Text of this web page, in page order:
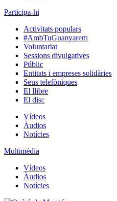
Participa-hi
Activitats populars
#AmbTuGuanyarem
Voluntariat
Sessions divulgatives
Públic
Entitats i empreses solidàries
Seus telefòniques
El llibre
El disc
Vídeos
Àudios
Notícies
Multimèdia
Vídeos
Àudios
Notícies